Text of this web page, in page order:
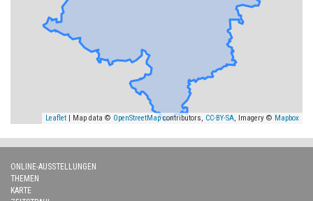
Leaflet | Map data © OpenStreetMapcontributors, CC-BY-SA, Imagery © Mapbox
ONLINE-AUSSTELLUNGEN
THEMEN
KARTE